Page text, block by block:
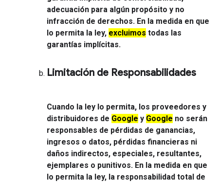
adecuación para algún propósito y no
infracción de derechos. En la medida en que
lo permita la ley, excluimos todas las
garantías implícitas.
Limitación de Responsabilidades
Cuando la ley lo permita, los proveedores y
distribuidores de Google y Google no serán
responsables de pérdidas de ganancias,
ingresos o datos, pérdidas financieras ni
daños indirectos, especiales, resultantes,
ejemplares o punitivos. En la medida en que
lo permita la ley, la responsabilidad total de